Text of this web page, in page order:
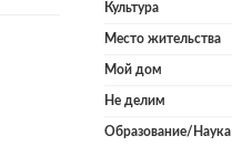
Культура
Место жительства
Мой дом
Не делим
Образование/Наука